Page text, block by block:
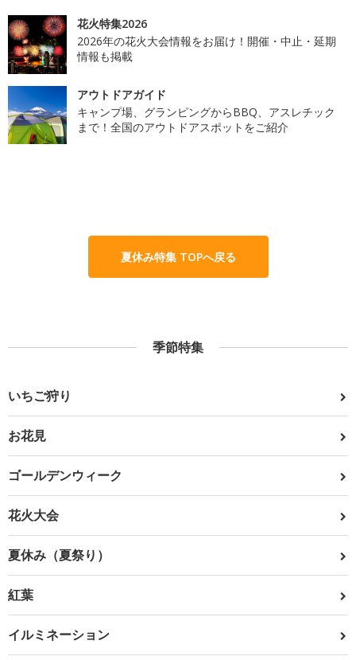
花火特集2026
2026年の花火大会情報をお届け！開催・中止・延期
情報も掲載
アウトドアガイド
キャンプ場、グランピングからBBQ、アスレチック
まで！全国のアウトドアスポットをご紹介
夏休み特集 TOPへ戻る
季節特集
いちご狩り
お花見
ゴールデンウィーク
花火大会
夏休み（夏祭り）
紅葉
イルミネーション